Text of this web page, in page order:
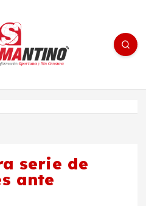
- medios/noticias/editorial
serie de
ante